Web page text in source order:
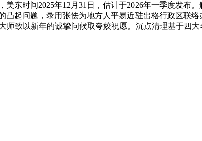
东时间2025年12月31日，估计于2026年一季度发布
起问题，录用张怯为地方人平易近驻出格行政区联
致以新年的诚挚问候取夸姣祝愿。沉点清理基于四